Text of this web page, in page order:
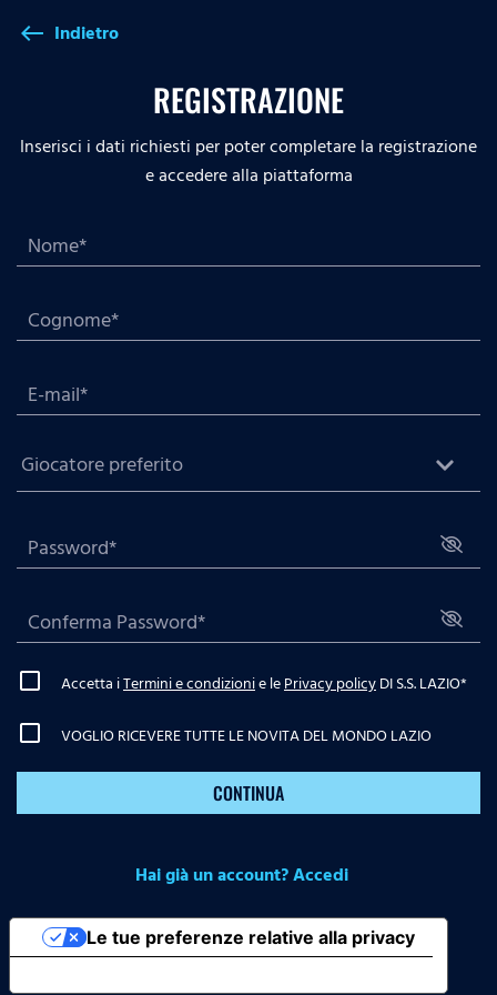
west Indietro
REGISTRAZIONE
Inserisci i dati richiesti per poter completare la registrazione
e accedere alla piattaforma
Accetta iTermini e condizionie lePrivacy policyDI S.S. LAZIO*
VOGLIO RICEVERE TUTTE LE NOVITA DEL MONDO LAZIO
CONTINUA
Hai già un account? Accedi
Le tue preferenze relative alla privacy